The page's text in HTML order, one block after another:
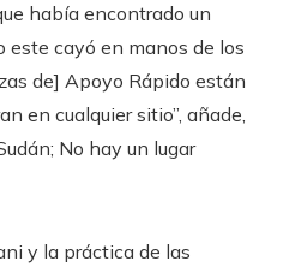
había encontrado un
este cayó en manos de los
de] Apoyo Rápido están
en cualquier sitio”, añade,
No hay un lugar
y la práctica de las